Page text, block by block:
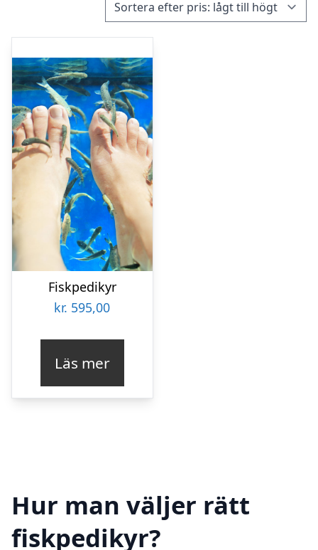
Fiskpedikyr
kr. 595,00
Läs mer
Hur man väljer rätt
fiskpedikyr?